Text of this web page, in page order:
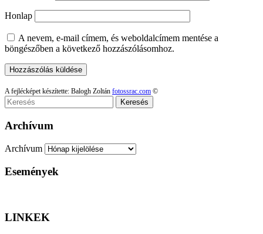
Honlap
A nevem, e-mail címem, és weboldalcímem mentése a
böngészőben a következő hozzászólásomhoz.
A fejlécképet készítette: Balogh Zoltán fotossrac.com ©
Keresés
Archívum
Archívum
Események
LINKEK